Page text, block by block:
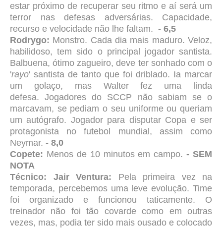
estar próximo de recuperar seu ritmo e aí será um
terror nas defesas adversárias. Capacidade,
recurso e velocidade não lhe faltam. - 6,5
Rodrygo: Monstro. Cada dia mais maduro. Veloz,
habilidoso, tem sido o principal jogador santista.
Balbuena, ótimo zagueiro, deve ter sonhado com o
'rayo' santista de tanto que foi driblado. Ia marcar
um golaço, mas Walter fez uma linda
defesa.
Jogadores do SCCP não sabiam se o
marcavam, se pediam o seu uniforme ou queriam
um autógrafo. Jogador para disputar Copa e ser
protagonista no futebol mundial, assim como
Neymar. - 8,0
Copete: Menos de 10 minutos em campo. - SEM
NOTA
Técnico: Jair Ventura: Pela primeira vez na
temporada, percebemos uma leve evolução. Time
foi organizado e funcionou taticamente. O
treinador não foi tão covarde como em outras
vezes, mas, podia ter sido mais ousado e colocado